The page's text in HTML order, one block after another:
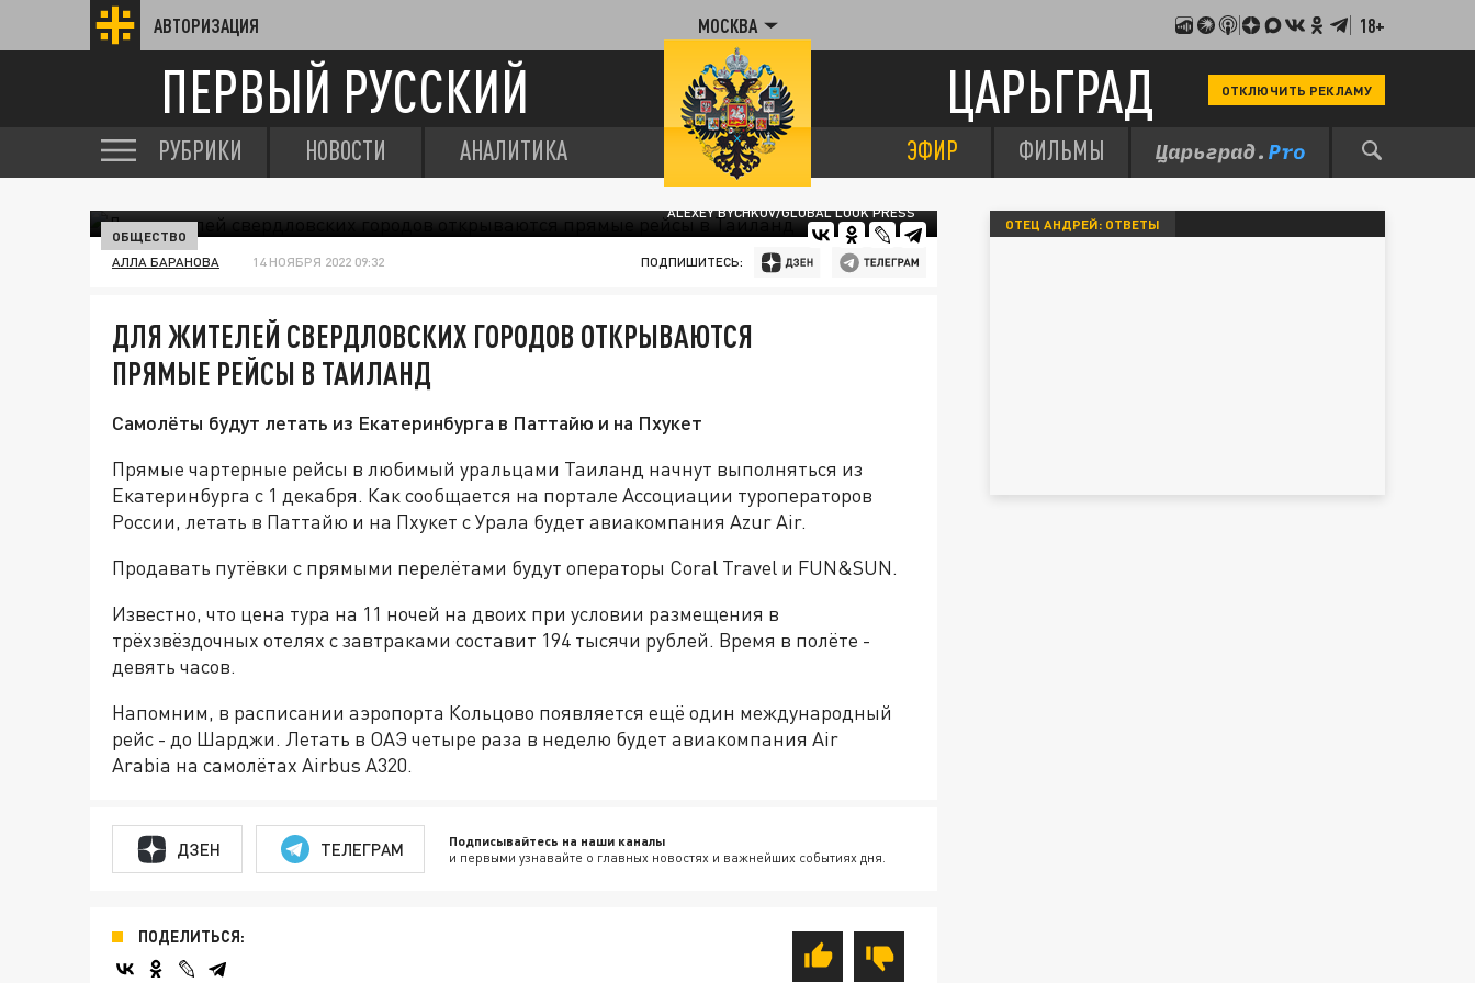
АВТОРИЗАЦИЯ МОСКВА 18+
ПЕРВЫЙ РУССКИЙ ЦАРЬГРАД ОТКЛЮЧИТЬ РЕКЛАМУ
РУБРИКИ НОВОСТИ АНАЛИТИКА ЭФИР ФИЛЬМЫ
ALEXEY BYCHKOV/GLOBAL LOOK PRESS
ОБЩЕСТВО
АЛЛА БАРАНОВА 14 НОЯБРЯ 2022 09:32 ПОДПИШИТЕСЬ:
ДЛЯ ЖИТЕЛЕЙ СВЕРДЛОВСКИХ ГОРОДОВ ОТКРЫВАЮТСЯ
ПРЯМЫЕ РЕЙСЫ В ТАИЛАНД
Самолёты будут летать из Екатеринбурга в Паттайю и на Пхукет
Прямые чартерные рейсы в любимый уральцами Таиланд начнут выполняться из
Екатеринбурга с 1 декабря. Как сообщается на портале Ассоциации туроператоров
России, летать в Паттайю и на Пхукет с Урала будет авиакомпания Azur Air.
Продавать путёвки с прямыми перелётами будут операторы Coral Travel и FUN&SUN.
Известно, что цена тура на 11 ночей на двоих при условии размещения в
трёхзвёздочных отелях с завтраками составит 194 тысячи рублей. Время в полёте -
девять часов.
Напомним, в расписании аэропорта Кольцово появляется ещё один международный
рейс - до Шарджи. Летать в ОАЭ четыре раза в неделю будет авиакомпания Air
Arabia на самолётах Airbus A320.
ДЗЕН ТЕЛЕГРАМ Подписывайтесь на наши каналы
и первыми узнавайте о главных новостях и важнейших событиях дня.
ПОДЕЛИТЬСЯ:
ОТЕЦ АНДРЕЙ: ОТВЕТЫ